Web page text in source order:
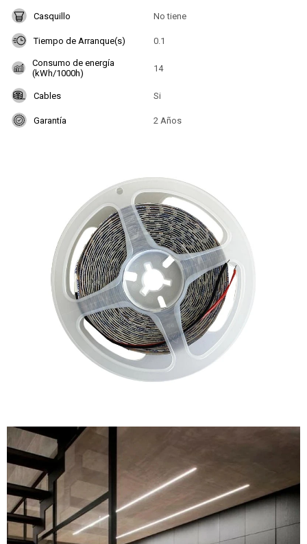
Casquillo No tiene
Tiempo de Arranque(s) 0.1
Consumo de energía
(kWh/1000h)
14
Cables Si
Garantía 2 Años